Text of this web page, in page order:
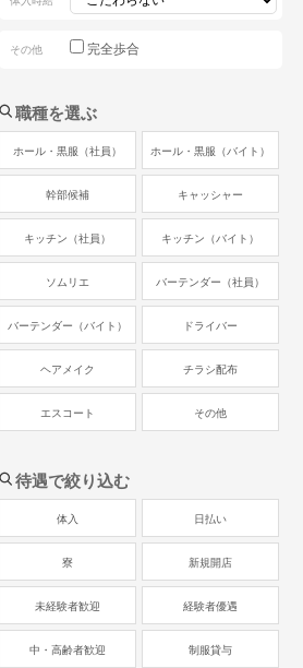
その他 完全歩合
職種を選ぶ
ホール・黒服（社員） ホール・黒服（バイト）
幹部候補 キャッシャー
キッチン（社員） キッチン（バイト）
ソムリエ バーテンダー（社員）
バーテンダー（バイト） ドライバー
ヘアメイク チラシ配布
エスコート その他
待遇で絞り込む
体入 日払い
寮 新規開店
未経験者歓迎 経験者優遇
中・高齢者歓迎 制服貸与